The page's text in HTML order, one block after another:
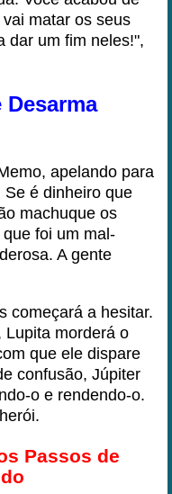
matar os seus
dar um fim neles!",
apelando para
é dinheiro que
machuque os
foi um mal-
A gente
começará a hesitar.
Lupita morderá o
que ele dispare
confusão, Júpiter
o e rendendo-o.
Passos de